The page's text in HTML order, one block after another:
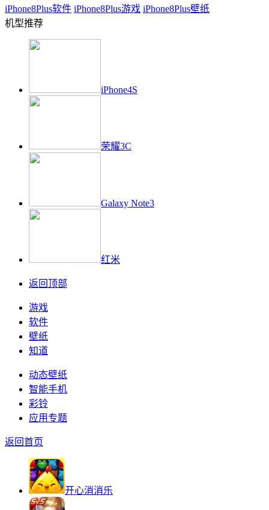
iPhone8Plus软件 iPhone8Plus游戏 iPhone8Plus壁纸
机型推荐
iPhone4S
荣耀3C
Galaxy Note3
红米
返回顶部
游戏
软件
壁纸
知道
动态壁纸
智能手机
彩铃
应用专题
返回首页
开心消消乐